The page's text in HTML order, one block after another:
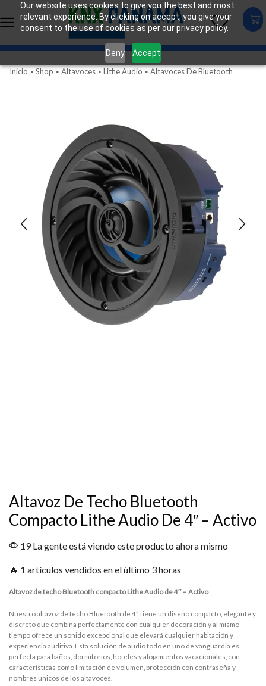
Our website uses cookies to give you the best and most
relevant experience. By clicking on accept, you give your
consent to the use of cookies as per our privacy policy.
Deny
Accept
Inicio • Shop • Altavoces • Lithe Audio • Altavoces De Bluetooth
Altavoz De Techo Bluetooth
Compacto Lithe Audio De 4″ – Activo
19 La gente está viendo este producto ahora mismo
🔥 1 artículos vendidos en el último 3 horas
Altavoz de techo Bluetooth compacto Lithe Audio de 4″ – Activo
Nuestro altavoz de techo Bluetooth de 4” tiene un diseño compacto, elegante y
discreto que combina perfectamente con cualquier decoración y al mismo
tiempo ofrece un sonido excepcional que elevará cualquier habitación y
experiencia auditiva. Esta solución de audio todo en uno de vanguardia es
perfecta para baños, dormitorios, hoteles y alojamientos vacacionales, con
características como limitación de volumen, protección con contraseña y
nombres únicos de los altavoces.